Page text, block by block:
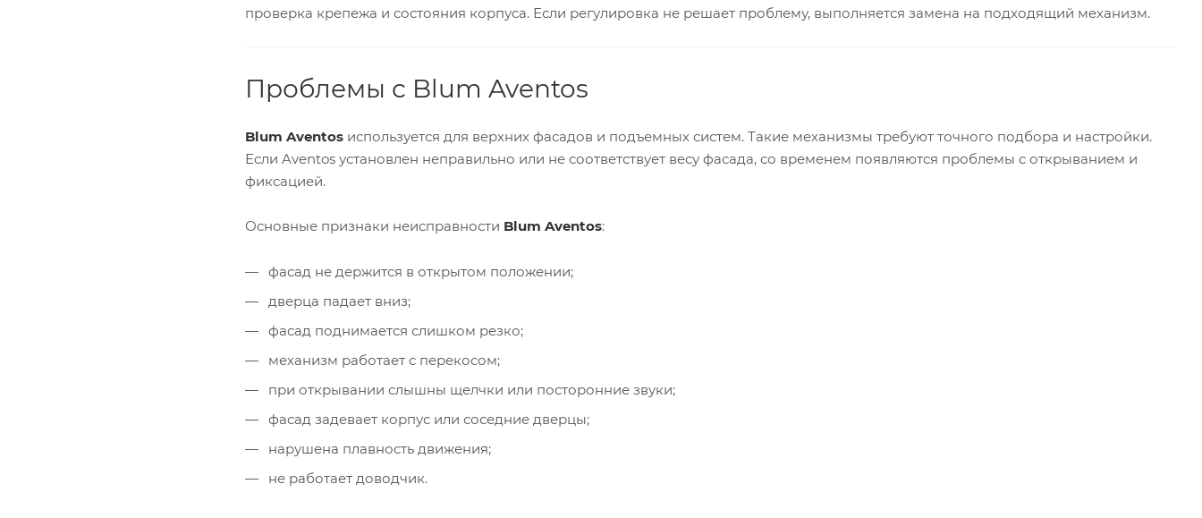
проверка крепежа и состояния корпуса. Если регулировка не решает проблему, выполняется замена на подходящий механизм.
Проблемы с Blum Aventos
Blum Aventos используется для верхних фасадов и подъемных систем. Такие механизмы требуют точного подбора и настройки.
Если Aventos установлен неправильно или не соответствует весу фасада, со временем появляются проблемы с открыванием и
фиксацией.
Основные признаки неисправности Blum Aventos:
фасад не держится в открытом положении;
дверца падает вниз;
фасад поднимается слишком резко;
механизм работает с перекосом;
при открывании слышны щелчки или посторонние звуки;
фасад задевает корпус или соседние дверцы;
нарушена плавность движения;
не работает доводчик.